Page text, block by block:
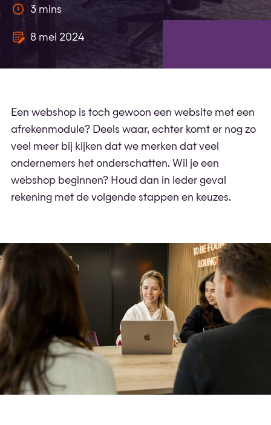
3 mins
8 mei 2024
Een webshop is toch gewoon een website met een
afrekenmodule? Deels waar, echter komt er nog zo
veel meer bij kijken dat we merken dat veel
ondernemers het onderschatten. Wil je een
webshop beginnen? Houd dan in ieder geval
rekening met de volgende stappen en keuzes.